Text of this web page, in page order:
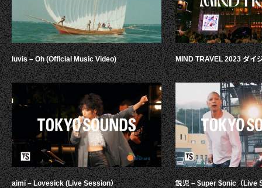
luvis – Oh (Official Music Video)
aimi – Lovesick (Live Session）
MIND TRAVEL 2023 ダイ
鋭児 – $uper $onic（Live